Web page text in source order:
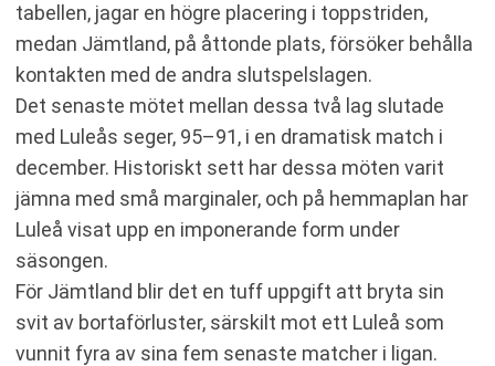
tabellen, jagar en högre placering i toppstriden,
medan Jämtland, på åttonde plats, försöker behålla
kontakten med de andra slutspelslagen.
Det senaste mötet mellan dessa två lag slutade
med Luleås seger, 95–91, i en dramatisk match i
december. Historiskt sett har dessa möten varit
jämna med små marginaler, och på hemmaplan har
Luleå visat upp en imponerande form under
säsongen.
För Jämtland blir det en tuff uppgift att bryta sin
svit av bortaförluster, särskilt mot ett Luleå som
vunnit fyra av sina fem senaste matcher i ligan.